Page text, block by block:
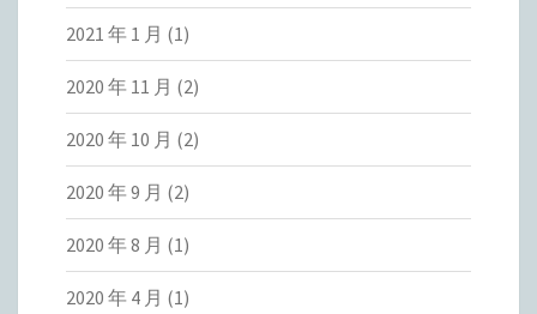
2021 年 1 月 (1)
2020 年 11 月 (2)
2020 年 10 月 (2)
2020 年 9 月 (2)
2020 年 8 月 (1)
2020 年 4 月 (1)